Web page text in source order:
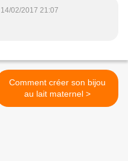
14/02/2017 21:07
Comment créer son bijou
au lait maternel >